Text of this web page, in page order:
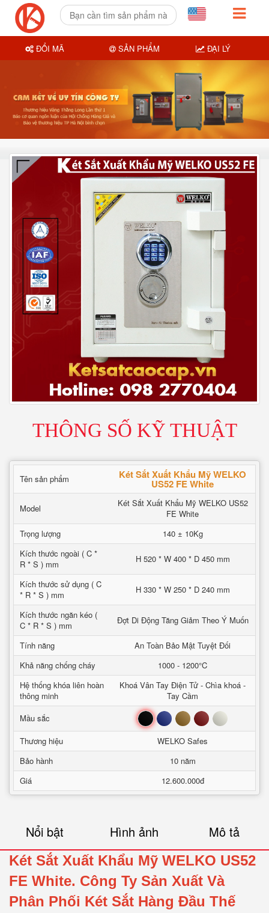
THÔNG SỐ KỸ THUẬT
Tên sản phẩm Két Sắt Xuất Khẩu Mỹ WELKO
US52 FE White
Model
Két Sắt Xuất Khẩu Mỹ WELKO US52
FE White
Trọng lượng
140 ± 10Kg
Kích thước ngoài ( C *
R * S ) mm
H 520 * W 400 * D 450 mm
Kích thước sử dụng ( C
* R * S ) mm
H 330 * W 250 * D 240 mm
Kích thước ngăn kéo (
C * R * S ) mm
Đợt Di Động Tăng Giảm Theo Ý Muốn
Tính năng
An Toàn Bảo Mật Tuyệt Đối
Khả năng chống cháy
1000 - 1200°C
Hệ thống khóa liên hoàn
thông minh
Khoá Vân Tay Điện Tử - Chìa khoá -
Tay Cầm
Mầu sắc
Đen Xanh Nâu Đỏ Trắng
Thương hiệu
WELKO Safes
Bảo hành
10 năm
Giá
12.600.000đ
Nổi bật Hình ảnh Mô tả
Két Sắt Xuất Khẩu Mỹ WELKO US52
FE White. Công Ty Sản Xuất Và
Phân Phối Két Sắt Hàng Đầu Thế
ĐỔI MÃ SẢN PHẨM ĐẠI LÝ